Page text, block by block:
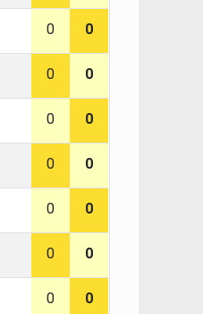
0 0
0 0
0 0
0 0
0 0
0 0
0 0